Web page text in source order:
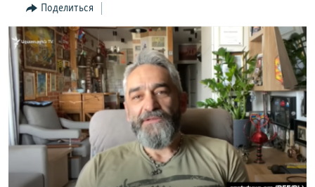
поискуНАГОРНЫЙ КАРАБАХ
КУЛЬТУРА
СПОРТ
АРХИВ
Հայերեն
English
Русский
Поделиться